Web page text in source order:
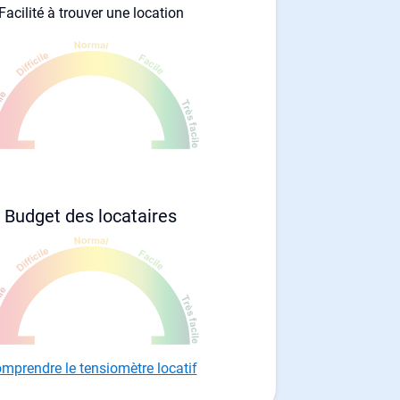
à trouver une location
Budget des locataires
le tensiomètre locatif